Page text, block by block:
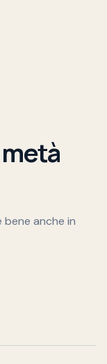
bene anche in